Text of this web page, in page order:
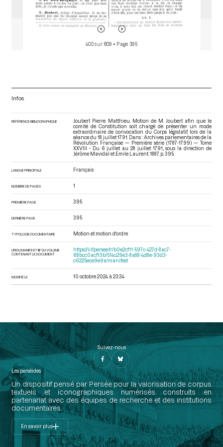
400 sur 809 • Page 395
Infos
RÉFÉRENCE BIBLIOGRAPHIQUE
Joubert Pierre Matthieu. Motion de M. Joubert afin que le
comité de Constitution soit chargé de présenter un mode
extraordinaire de convocation du Corps législatif, lors de la
séance du 18 juillet 1791. Dans : Archives parlementaires de la
Révolution Française — Première série (1787-1799) — Tome
XXVIII - Du 6 juillet au 28 juillet 1791.
, sous la direction de
Jérôme Mavidal et Emile Laurent. 1887. p. 395.
LANGUE PRINCIPALE Français
NOMBRE DE PAGES 1
PREMIÈRE PAGE 395
DERNIÈRE PAGE 395
TYPOLOGIE DOCUMENTAIRE Motion et motion d'ordre
URI DU MANIFEST IIIF DU VOLUME
CONTENANT LE DOCUMENT
https://iiif.persee.fr/b0e2cf11-597c-427d-8ac7-
68bcc0acf13b/514c29e3-8a88-4d8e-93d3-
c6225ece9e9a/manifest
MODIFIÉ LE 10 octobre 2024 à 23:34
Suivez-nous
Les perséides
Un dispositif pensé par Persée pour la valorisation de corpus
textuels et iconographiques numérisés construits en
partenariat avec des équipes de recherche et des institutions
documentaires.
En savoir plus